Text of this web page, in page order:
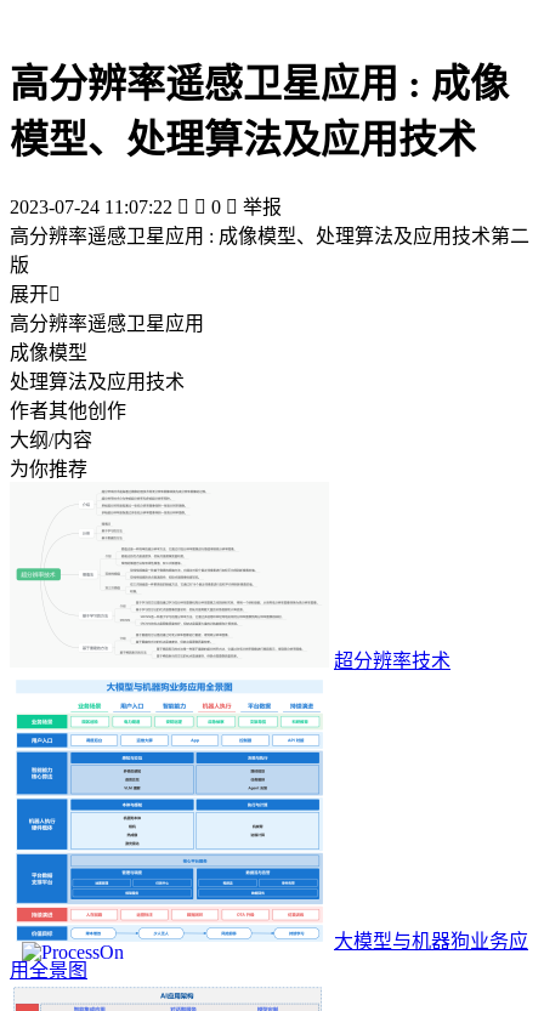
高分辨率遥感卫星应用 : 成像
模型、处理算法及应用技术
2023-07-24 11:07:22   0  举报
高分辨率遥感卫星应用 : 成像模型、处理算法及应用技术第二
版
展开
高分辨率遥感卫星应用
成像模型
处理算法及应用技术
作者其他创作
大纲/内容
为你推荐
超分辨率技术
大模型与机器狗业务应
用全景图